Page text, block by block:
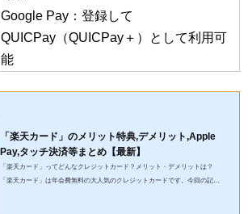
Google Pay：登録して
QUICPay（QUICPay＋）として利用可
能
「楽天カード」のメリット特典,デメリット,Apple
Pay,タッチ決済等まとめ【最新】
「楽天カード」ってどんなクレジットカード？メリット・デメリットは？
「楽天カード」は年会費無料の大人気のクレジットカードです。今回の記事